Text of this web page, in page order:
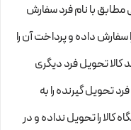
مطابق با نام فرد سفارش
سفارش داده و پرداخت آن را
کالا تحویل فرد دیگری
تحویل گیرنده را به
کالا را تحویل نداده و در